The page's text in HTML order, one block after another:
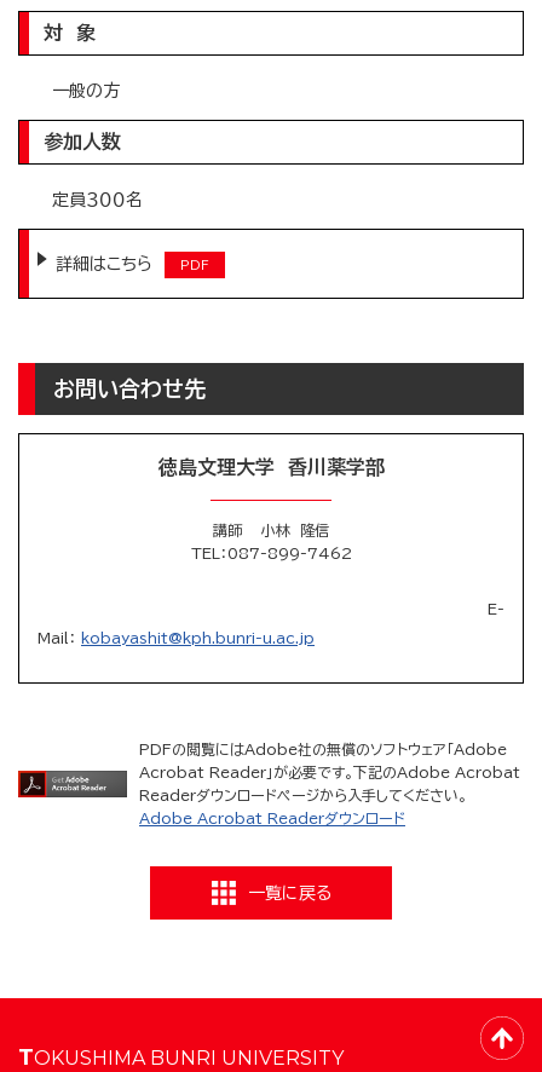
対 象
一般の方
参加人数
定員３００名
詳細はこちら
お問い合わせ先
徳島文理大学 香川薬学部
講師 小林 隆信
TEL ：087-899-7462
E-
Mail：
kobayashit@kph.bunri-u.ac.jp
PDFの閲覧にはAdobe社の無償のソフトウェア「Adobe
Acrobat Reader」が必要です。下記のAdobe Acrobat
Readerダウンロードページから入手してください。
Adobe Acrobat Readerダウンロード
一覧に戻る
TOKUSHIMA BUNRI UNIVERSITY